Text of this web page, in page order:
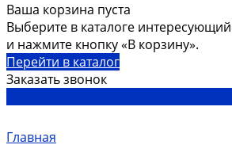
Ваша корзина пуста
Выберите в каталоге
и нажмите кнопку «В корзину».
Перейти в каталог
Заказать звонок
Главная